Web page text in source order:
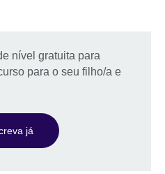
nível gratuita para
para o seu filho/a e
já